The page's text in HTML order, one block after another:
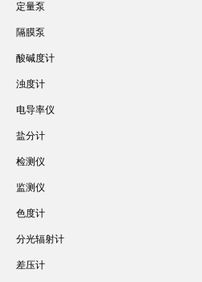
定量泵
隔膜泵
酸碱度计
浊度计
电导率仪
盐分计
检测仪
监测仪
色度计
分光辐射计
差压计